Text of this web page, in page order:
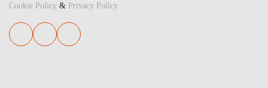
Cookie Policy & Privacy Policy